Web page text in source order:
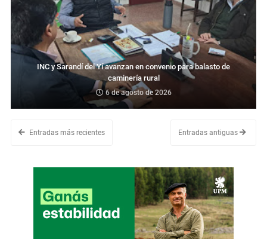
INC y Sarandí del Yí avanzan en convenio para balasto de
caminería rural
6 de agosto de 2026
Entradas más recientes Entradas antiguas